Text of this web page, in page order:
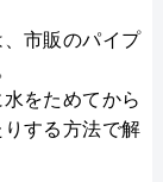
市販のパイプ
をためてから
する方法で解